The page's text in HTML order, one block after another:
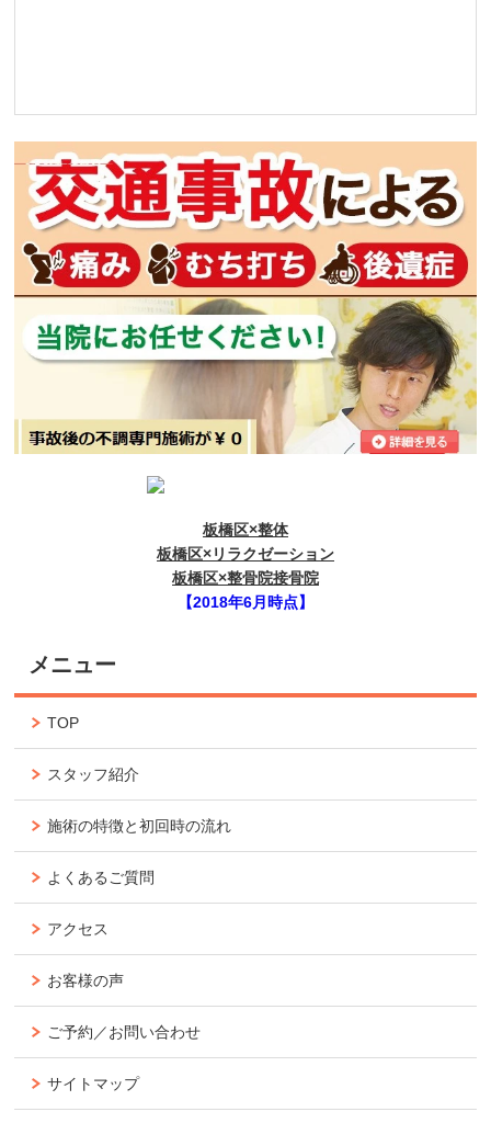
板橋区×整体
板橋区×リラクゼーション
板橋区×整骨院接骨院
【2018年6月時点】
メニュー
TOP
スタッフ紹介
施術の特徴と初回時の流れ
よくあるご質問
アクセス
お客様の声
ご予約／お問い合わせ
サイトマップ